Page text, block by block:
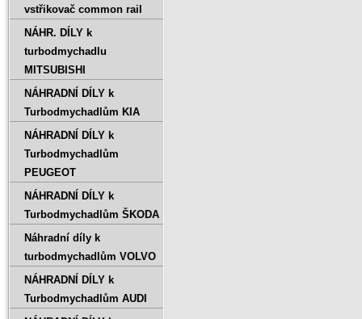
vstřikovač common rail
NÁHR. DÍLY k
turbodmychadlu
MITSUBISHI
NÁHRADNÍ DÍLY k
Turbodmychadlům KIA
NÁHRADNÍ DÍLY k
Turbodmychadlům
PEUGEOT
NÁHRADNÍ DÍLY k
Turbodmychadlům ŠKODA
Náhradní díly k
turbodmychadlům VOLVO
NÁHRADNÍ DÍLY k
Turbodmychadlům AUDI